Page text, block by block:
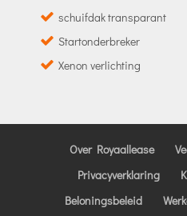
schuifdak transparant
Startonderbreker
Xenon verlichting
Over Royaallease
Privacyverklaring
Beloningsbeleid